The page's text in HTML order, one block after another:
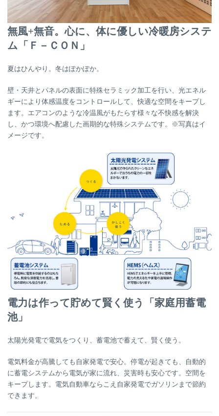
無風+無音。心に、体に優しい冷暖房システ
ム「Ｆ－ＣＯＮ」
夏はひんやり。冬はぽかぽか。
壁・天井とパネルの表面に特殊セラミック加工を行い、光エネル
ギーにより体感温度をコントロールして、快適な空間をキープし
ます。エアコンのような冷温風がもたらす様々な不快感を解決
し、かつ環境へ配慮した画期的な特殊システムです。※写真はイ
メージです。
電力は作って貯めて賢く使う「家庭用蓄電
池」
太陽光発電で電気をつくり、蓄電池で蓄えて、賢く使う。
電気料金が高騰しても自家発電で安心。停電が起きても、自動的
に蓄電システムから電気が家に流れ、災害時も安心です。空間を
キープします。電気自動車ならこえ自家発電でガソリンまで節約
できます。